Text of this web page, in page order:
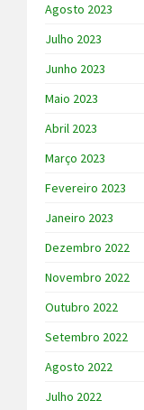
Agosto 2023
Julho 2023
Junho 2023
Maio 2023
Abril 2023
Março 2023
Fevereiro 2023
Janeiro 2023
Dezembro 2022
Novembro 2022
Outubro 2022
Setembro 2022
Agosto 2022
Julho 2022